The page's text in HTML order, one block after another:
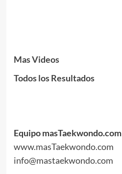
Mas Videos
Todos los Resultados
Equipo masTaekwondo.com
www.masTaekwondo.com
info@mastaekwondo.com